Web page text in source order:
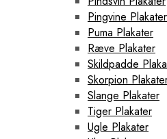
Pingvine Plakater
Puma Plakater
Ræve Plakater
Skildpadde
Skorpion
Slange Plakater
Tiger Plakater
Ugle Plakater